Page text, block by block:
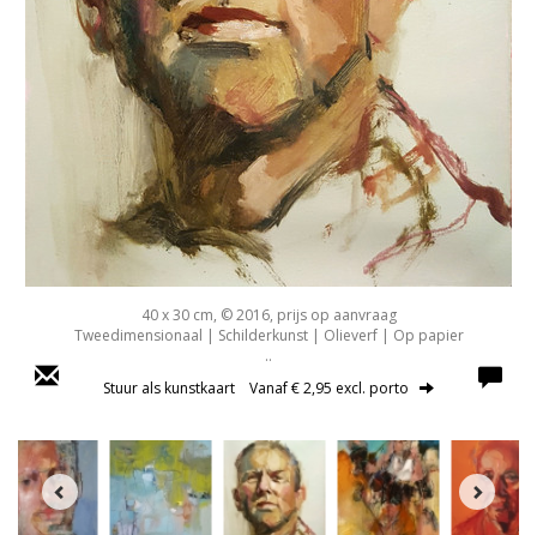
40 x 30 cm, © 2016, prijs op aanvraag
Tweedimensionaal | Schilderkunst | Olieverf | Op papier
..
Stuur als kunstkaart Vanaf € 2,95 excl. porto